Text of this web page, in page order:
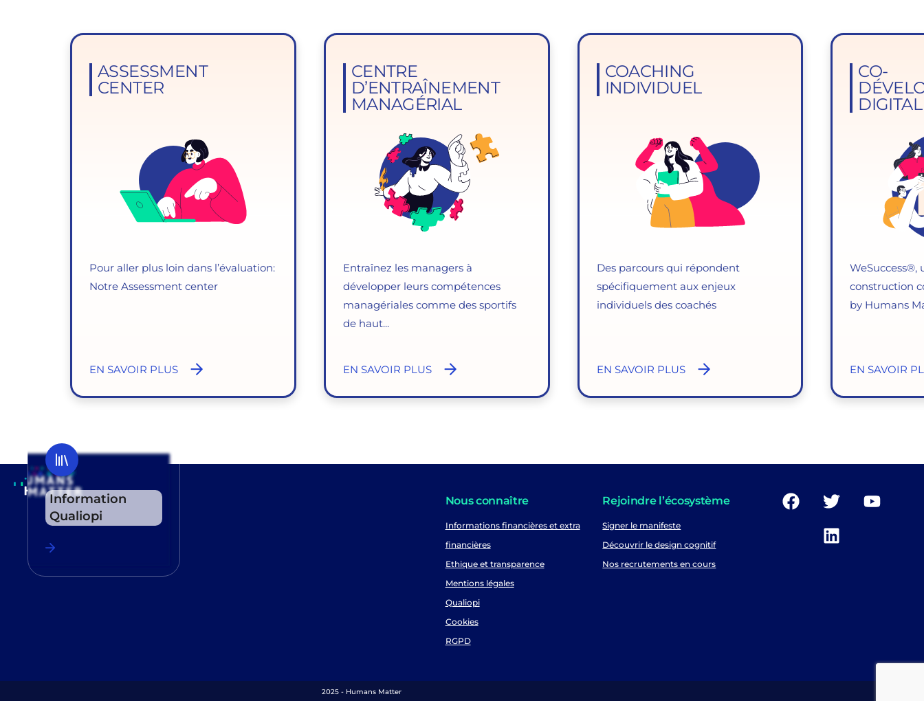
ASSESSMENT
CENTER
Pour aller plus loin dans l’évaluation:
Notre Assessment center
EN SAVOIR PLUS
CENTRE
D’ENTRAÎNEMENT
MANAGÉRIAL
Entraînez les managers à
développer leurs compétences
managériales comme des sportifs
de haut...
EN SAVOIR PLUS
COACHING
INDIVIDUEL
Des parcours qui répondent
spécifiquement aux enjeux
individuels des coachés
EN SAVOIR PLUS
CO-
DIGITAL
WeSuccess®,
construction
by Humans
EN SAVOIR
Information
Qualiopi
Nous connaître
Informations financières et extra
financières
Ethique et transparence
Mentions légales
Qualiopi
Cookies
RGPD
Rejoindre l’écosystème
Signer le manifeste
Découvrir le design cognitif
Nos recrutements en cours
2025 - Humans Matter